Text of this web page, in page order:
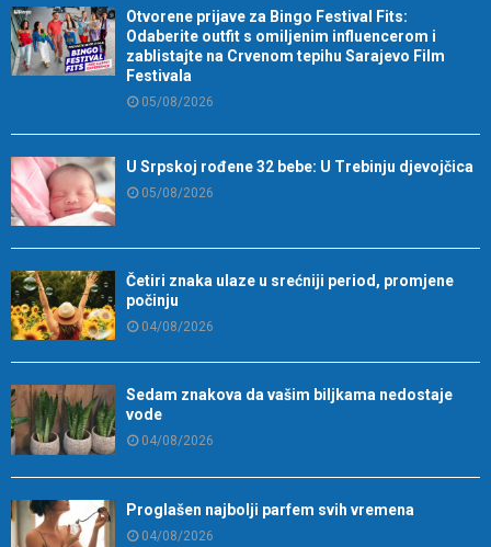
Otvorene prijave za Bingo Festival Fits:
Odaberite outfit s omiljenim influencerom i
zablistajte na Crvenom tepihu Sarajevo Film
Festivala
05/08/2026
U Srpskoj rođene 32 bebe: U Trebinju djevojčica
05/08/2026
Četiri znaka ulaze u srećniji period, promjene
počinju
04/08/2026
Sedam znakova da vašim biljkama nedostaje
vode
04/08/2026
Proglašen najbolji parfem svih vremena
04/08/2026